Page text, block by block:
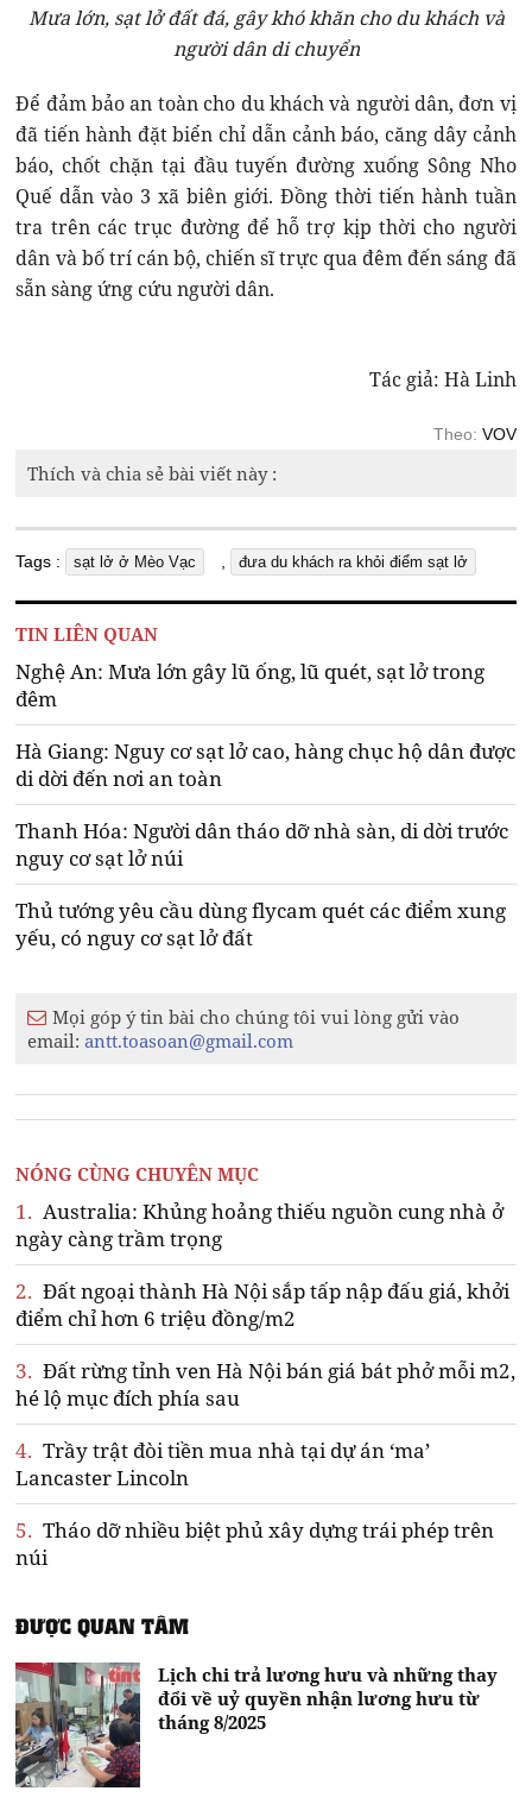
Mưa lớn, sạt lở đất đá, gây khó khăn cho du khách và
người dân di chuyển
Để đảm bảo an toàn cho du khách và người dân, đơn vị
đã tiến hành đặt biển chỉ dẫn cảnh báo, căng dây cảnh
báo, chốt chặn tại đầu tuyến đường xuống Sông Nho
Quế dẫn vào 3 xã biên giới. Đồng thời tiến hành tuần
tra trên các trục đường để hỗ trợ kịp thời cho người
dân và bố trí cán bộ, chiến sĩ trực qua đêm đến sáng đã
sẵn sàng ứng cứu người dân.
Tác giả: Hà Linh
Theo: VOV
Thích và chia sẻ bài viết này :
Tags : sạt lở ở Mèo Vạc đưa du khách ra khỏi điểm sạt lở
TIN LIÊN QUAN
Nghệ An: Mưa lớn gây lũ ống, lũ quét, sạt lở trong
đêm
Hà Giang: Nguy cơ sạt lở cao, hàng chục hộ dân được
di dời đến nơi an toàn
Thanh Hóa: Người dân tháo dỡ nhà sàn, di dời trước
nguy cơ sạt lở núi
Thủ tướng yêu cầu dùng flycam quét các điểm xung
yếu, có nguy cơ sạt lở đất
Mọi góp ý tin bài cho chúng tôi vui lòng gửi vào
email:antt.toasoan@gmail.com
NÓNG CÙNG CHUYÊN MỤC
1. Australia: Khủng hoảng thiếu nguồn cung nhà ở
ngày càng trầm trọng
2. Đất ngoại thành Hà Nội sắp tấp nập đấu giá, khởi
điểm chỉ hơn 6 triệu đồng/m2
3. Đất rừng tỉnh ven Hà Nội bán giá bát phở mỗi m2,
hé lộ mục đích phía sau
4. Trầy trật đòi tiền mua nhà tại dự án ‘ma’
Lancaster Lincoln
5. Tháo dỡ nhiều biệt phủ xây dựng trái phép trên
núi
ĐƯỢC QUAN TÂM
Lịch chi trả lương hưu và những thay
đổi về uỷ quyền nhận lương hưu từ
tháng 8/2025